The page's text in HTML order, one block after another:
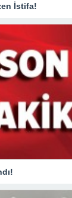
İstifa!